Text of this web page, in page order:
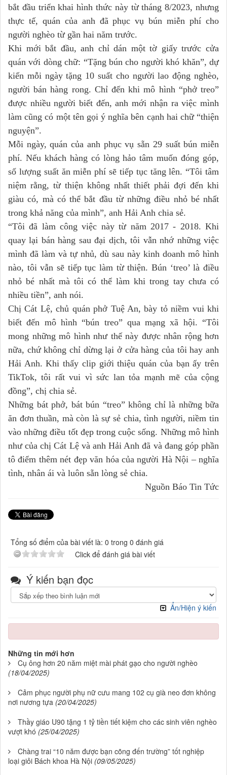
bắt đầu triển khai hình thức này từ tháng 8/2023, nhưng
thực tế, quán của anh đã phục vụ bún miễn phí cho
người nghèo từ gần hai năm trước.
Khi mới bắt đầu, anh chỉ dán một tờ giấy trước cửa
quán với dòng chữ: “Tặng bún cho người khó khăn”, dự
kiến mỗi ngày tặng 10 suất cho người lao động nghèo,
người bán hàng rong. Chỉ đến khi mô hình “phở treo”
được nhiều người biết đến, anh mới nhận ra việc mình
làm cũng có một tên gọi ý nghĩa bên cạnh hai chữ “thiện
nguyện”.
Mỗi ngày, quán của anh phục vụ sẵn 29 suất bún miễn
phí. Nếu khách hàng có lòng hảo tâm muốn đóng góp,
số lượng suất ăn miễn phí sẽ tiếp tục tăng lên. “Tôi tâm
niệm rằng, từ thiện không nhất thiết phải đợi đến khi
giàu có, mà có thể bắt đầu từ những điều nhỏ bé nhất
trong khả năng của mình”, anh Hải Anh chia sẻ.
“Tôi đã làm công việc này từ năm 2017 - 2018. Khi
quay lại bán hàng sau đại dịch, tôi vẫn nhớ những việc
mình đã làm và tự nhủ, dù sau này kinh doanh mô hình
nào, tôi vẫn sẽ tiếp tục làm từ thiện. Bún ‘treo’ là điều
nhỏ bé nhất mà tôi có thể làm khi trong tay chưa có
nhiều tiền”, anh nói.
Chị Cát Lệ, chủ quán phở Tuệ An, bày tỏ niềm vui khi
biết đến mô hình “bún treo” qua mạng xã hội. “Tôi
mong những mô hình như thế này được nhân rộng hơn
nữa, chứ không chỉ dừng lại ở cửa hàng của tôi hay anh
Hải Anh. Khi thấy clip giới thiệu quán của bạn ấy trên
TikTok, tôi rất vui vì sức lan tỏa mạnh mẽ của cộng
đồng”, chị chia sẻ.
Những bát phở, bát bún “treo” không chỉ là những bữa
ăn đơn thuần, mà còn là sự sẻ chia, tình người, niềm tin
vào những điều tốt đẹp trong cuộc sống. Những mô hình
như của chị Cát Lệ và anh Hải Anh đã và đang góp phần
tô điểm thêm nét đẹp văn hóa của người Hà Nội – nghĩa
tình, nhân ái và luôn sẵn lòng sẻ chia.
Nguồn Báo Tin Tức
Tổng số điểm của bài viết là: 0 trong 0 đánh giá
Click để đánh giá bài viết
Ý kiến bạn đọc
Ẩn/Hiện ý kiến
Những tin mới hơn
Cụ ông hơn 20 năm miệt mài phát gạo cho người nghèo
(18/04/2025)
Cảm phục người phụ nữ cưu mang 102 cụ già neo đơn không
nơi nương tựa (20/04/2025)
Thầy giáo U90 tặng 1 tỷ tiền tiết kiệm cho các sinh viên nghèo
vượt khó (25/04/2025)
Chàng trai “10 năm được bạn cõng đến trường” tốt nghiệp
loại giỏi Bách khoa Hà Nội (09/05/2025)